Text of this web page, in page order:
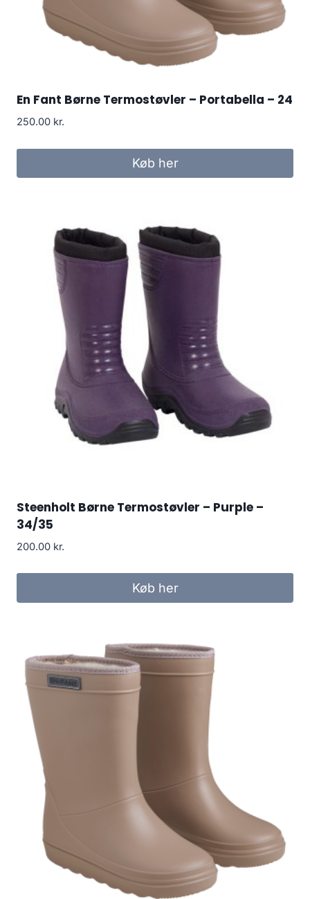
En Fant Børne Termostøvler – Portabella – 24
250.00 kr.
Køb her
Steenholt Børne Termostøvler – Purple –
34/35
200.00 kr.
Køb her